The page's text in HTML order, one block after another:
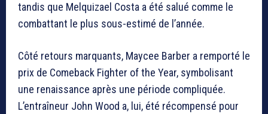
tandis que Melquizael Costa a été salué comme le
combattant le plus sous-estimé de l’année.
Côté retours marquants, Maycee Barber a remporté le
prix de Comeback Fighter of the Year, symbolisant
une renaissance après une période compliquée.
L’entraîneur John Wood a, lui, été récompensé pour